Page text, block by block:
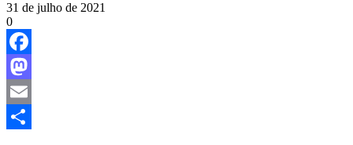
31 de julho de 2021
0
Facebook
Mastodon
Email